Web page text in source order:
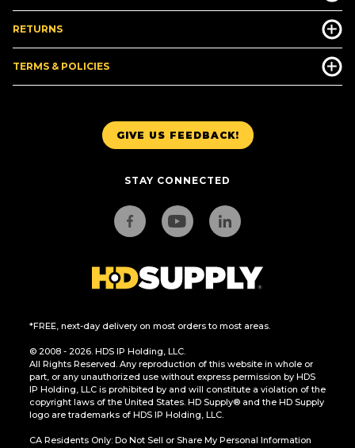
GIVE US FEEDBACK!
STAY CONNECTED
*FREE, next-day delivery on most orders to most areas.
© 2008 - 2026. HDS IP Holding, LLC.
All Rights Reserved. Any reproduction of this website in whole or
part, or any unauthorized use without express permission by HDS
IP Holding, LLC is prohibited by and will constitute a violation of the
copyright laws of the United States. HD Supply® and the HD Supply
logo are trademarks of HDS IP Holding, LLC.
CA Residents Only: Do Not Sell or Share My Personal Information
RETURNS
TERMS & POLICIES